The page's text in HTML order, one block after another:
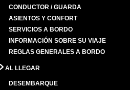
CONDUCTOR / GUARDA
ASIENTOS Y CONFORT
SERVICIOS A BORDO
INFORMACIÓN SOBRE SU VIAJE
REGLAS GENERALES A BORDO
AL LLEGAR
DESEMBARQUE